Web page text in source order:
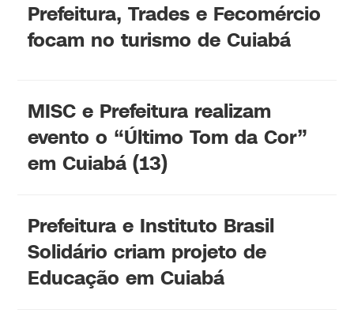
Prefeitura, Trades e Fecomércio
focam no turismo de Cuiabá
MISC e Prefeitura realizam
evento o “Último Tom da Cor”
em Cuiabá (13)
Prefeitura e Instituto Brasil
Solidário criam projeto de
Educação em Cuiabá